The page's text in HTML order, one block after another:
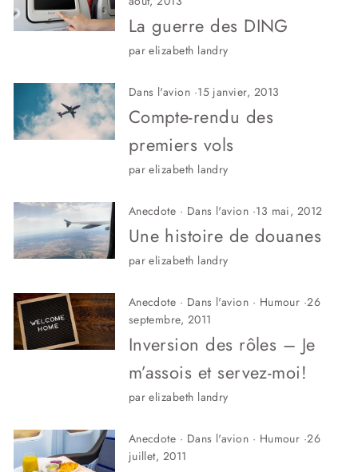
La guerre des DING
par elizabeth landry
Dans l'avion ·15 janvier, 2013
Compte-rendu des
premiers vols
par elizabeth landry
Anecdote · Dans l'avion ·13 mai, 2012
Une histoire de douanes
par elizabeth landry
Anecdote · Dans l'avion · Humour ·26
septembre, 2011
Inversion des rôles – Je
m’assois et servez-moi!
par elizabeth landry
Anecdote · Dans l'avion · Humour ·26
juillet, 2011